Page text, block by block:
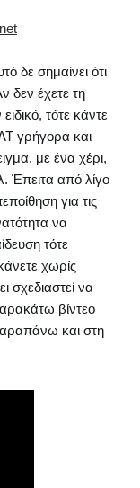
δε σημαίνει ότι
δεν έχετε τη
τότε κάντε
γρήγορα και
με ένα χέρι,
Έπειτα από λίγο
για τις
να
τότε
χωρίς
σχεδιαστεί να
βίντεο
και στη